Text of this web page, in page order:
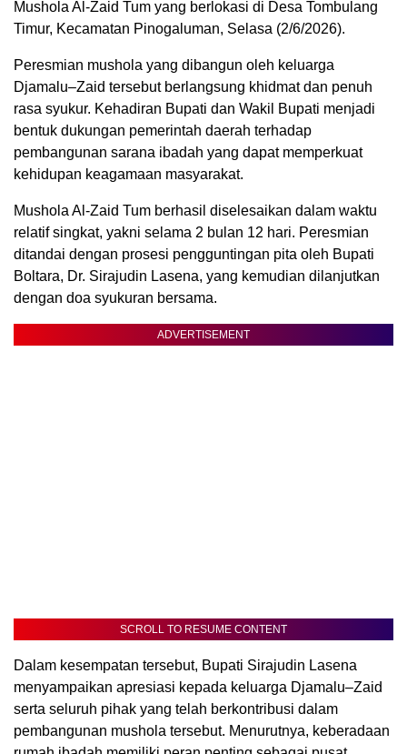
Mushola Al-Zaid Tum yang berlokasi di Desa Tombulang
Timur, Kecamatan Pinogaluman, Selasa (2/6/2026).
Peresmian mushola yang dibangun oleh keluarga
Djamalu–Zaid tersebut berlangsung khidmat dan penuh
rasa syukur. Kehadiran Bupati dan Wakil Bupati menjadi
bentuk dukungan pemerintah daerah terhadap
pembangunan sarana ibadah yang dapat memperkuat
kehidupan keagamaan masyarakat.
Mushola Al-Zaid Tum berhasil diselesaikan dalam waktu
relatif singkat, yakni selama 2 bulan 12 hari. Peresmian
ditandai dengan prosesi pengguntingan pita oleh Bupati
Boltara, Dr. Sirajudin Lasena, yang kemudian dilanjutkan
dengan doa syukuran bersama.
ADVERTISEMENT
SCROLL TO RESUME CONTENT
Dalam kesempatan tersebut, Bupati Sirajudin Lasena
menyampaikan apresiasi kepada keluarga Djamalu–Zaid
serta seluruh pihak yang telah berkontribusi dalam
pembangunan mushola tersebut. Menurutnya, keberadaan